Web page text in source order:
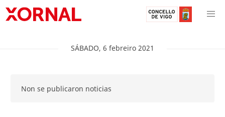
SÁBADO, 6 febreiro 2021
Non se publicaron noticias